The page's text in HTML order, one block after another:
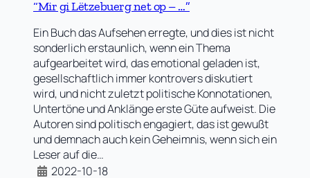
“Mir gi Lëtzebuerg net op – …”
Ein Buch das Aufsehen erregte, und dies ist nicht
sonderlich erstaunlich, wenn ein Thema
aufgearbeitet wird, das emotional geladen ist,
gesellschaftlich immer kontrovers diskutiert
wird, und nicht zuletzt politische Konnotationen,
Untertöne und Anklänge erste Güte aufweist. Die
Autoren sind politisch engagiert, das ist gewußt
und demnach auch kein Geheimnis, wenn sich ein
Leser auf die…
2022-10-18